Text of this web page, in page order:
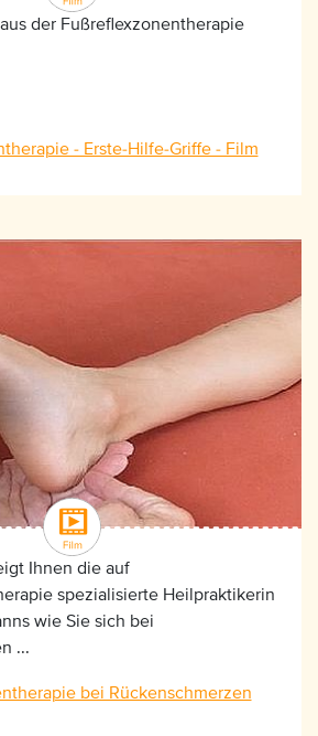
der Fußreflexzonentherapie
- Erste-Hilfe-Griffe - Film
Ihnen die auf
spezialisierte Heilpraktikerin
wie Sie sich bei
...
bei Rückenschmerzen